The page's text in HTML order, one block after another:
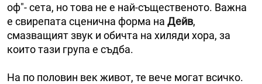
оф"- сета, но това не е най-същественото. Важна
е свирепата сценична форма на Дейв,
смазващият звук и обичта на хиляди хора, за
които тази група е съдба.
На по половин век живот, те вече могат всичко.